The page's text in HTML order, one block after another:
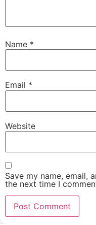
Name *
Email *
Website
Save my name, email,
the next time I